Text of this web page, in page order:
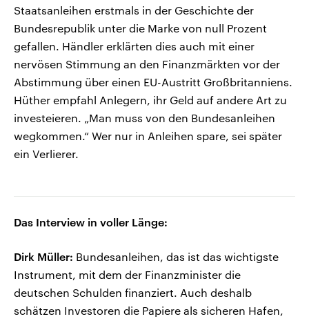
Staatsanleihen erstmals in der Geschichte der
Bundesrepublik unter die Marke von null Prozent
gefallen. Händler erklärten dies auch mit einer
nervösen Stimmung an den Finanzmärkten vor der
Abstimmung über einen EU-Austritt Großbritanniens.
Hüther empfahl Anlegern, ihr Geld auf andere Art zu
investeieren. „Man muss von den Bundesanleihen
wegkommen.“ Wer nur in Anleihen spare, sei später
ein Verlierer.
Das Interview in voller Länge:
Dirk Müller: Bundesanleihen, das ist das wichtigste
Instrument, mit dem der Finanzminister die
deutschen Schulden finanziert. Auch deshalb
schätzen Investoren die Papiere als sicheren Hafen,